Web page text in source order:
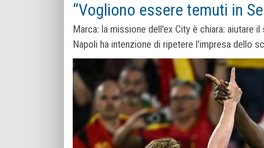
“Vogliono essere temuti in
Marca: la missione dell'ex City è chiara: aiutare
Napoli ha intenzione di ripetere l'impresa dello